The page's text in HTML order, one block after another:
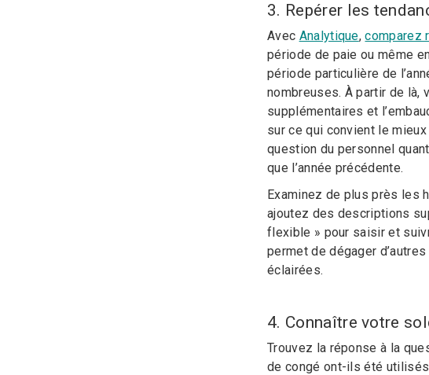
3. Repérer les
Avec Analytique,comparez
période de paie ou même
période particulière de
nombreuses. À partir de là,
supplémentaires et
sur ce qui convient le
question du personnel
que l’année précédente.
Examinez de plus près les
ajoutez des descriptions
flexible » pour saisir et
permet de dégager
éclairées.
4. Connaître votre
Trouvez la réponse à la
de congé ont-ils été